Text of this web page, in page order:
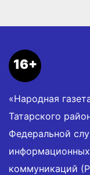
16+
«Народная
Татарского
Федеральной
коммуникаций